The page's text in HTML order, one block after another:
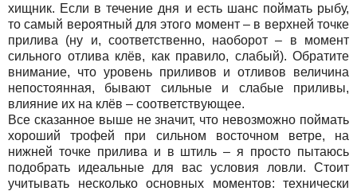
хищник. Если в течение дня и есть шанс поймать рыбу,
то самый вероятный для этого момент – в верхней точке
прилива (ну и, соответственно, наоборот – в момент
сильного отлива клёв, как правило, слабый). Обратите
внимание, что уровень приливов и отливов величина
непостоянная, бывают сильные и слабые приливы,
влияние их на клёв – соответствующее.
Все сказанное выше не значит, что невозможно поймать
хороший трофей при сильном восточном ветре, на
нижней точке прилива и в штиль – я просто пытаюсь
подобрать идеальные для вас условия ловли. Стоит
учитывать несколько основных моментов: технически